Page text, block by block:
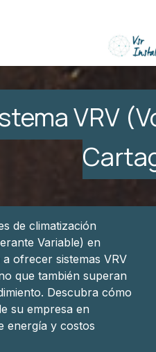
VRV
de climatización
Variable) en
ofrecer sistemas VRV
que también superan
Descubra cómo
su empresa en
energía y costos